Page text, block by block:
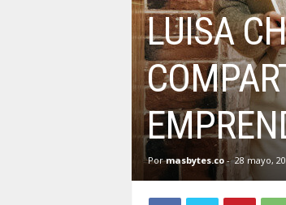
LUISA
Por masbytes.co- 28 mayo,